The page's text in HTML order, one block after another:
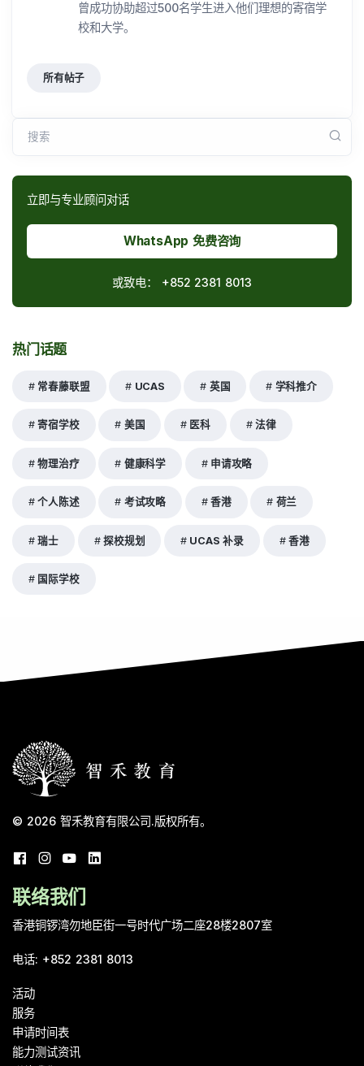
曾成功协助超过500名学生进入他们理想的寄宿学
校和大学。
所有帖子
搜索
立即与专业顾问对话
WhatsApp 免费咨询
或致电： +852 2381 8013
热门话题
常春藤联盟 UCAS 英国 学科推介
寄宿学校 美国 医科 法律
物理治疗 健康科学 申请攻略
个人陈述 考试攻略 香港 荷兰
瑞士 探校规划 UCAS 补录 香港
国际学校
© 2026 智禾教育有限公司.版权所有。
联络我们
香港铜锣湾勿地臣街一号时代广场二座28楼2807室
电话: +852 2381 8013
活动
服务
申请时间表
能力测试资讯